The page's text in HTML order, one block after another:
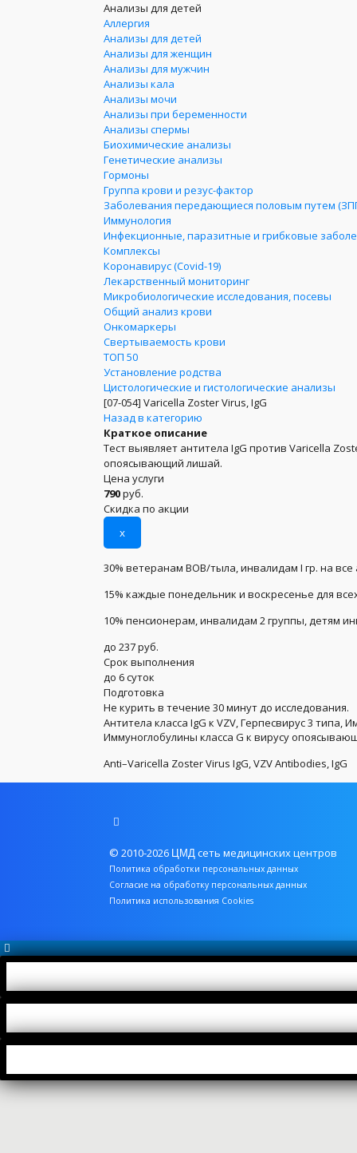
Анализы для детей
Аллергия
Анализы для детей
Анализы для женщин
Анализы для мужчин
Анализы кала
Анализы мочи
Анализы при беременности
Анализы спермы
Биохимические анализы
Генетические анализы
Гормоны
Группа крови и резус-фактор
Заболевания передающиеся половым путем
Иммунология
Инфекционные, паразитные и грибковые
Комплексы
Коронавирус (Covid-19)
Лекарственный мониторинг
Микробиологические исследования, посевы
Общий анализ крови
Онкомаркеры
Свертываемость крови
ТОП 50
Установление родства
Цистологические и гистологические анализы
[07-054] Varicella Zoster Virus, IgG
Назад в категорию
Краткое описание
Тест выявляет антитела IgG против Varicella
опоясывающий лишай.
Цена услуги
790руб.
Скидка по акции
x
30% ветеранам ВОВ/тыла, инвалидам I гр. на
15% каждые понедельник и воскресенье для
10% пенсионерам, инвалидам 2 группы, детям
до 237 руб.
Срок выполнения
до 6 суток
Подготовка
Не курить в течение 30 минут до исследования.
Антитела класса IgG к VZV, Герпесвирус 3 типа,
Иммуноглобулины класса G к вирусу
Anti–Varicella Zoster Virus IgG, VZV Antibodies, IgG
© 2010-2026 ЦМД сеть медицинских центров
Политика обработки персональных данных
Согласие на обработку персональных данных
Политика использования Cookies